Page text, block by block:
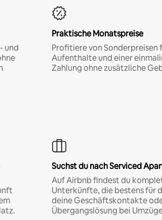
und
Praktische Monatspreise
Profitiere von Sonderpreisen
Aufenthalte und einer
Zahlung ohne zusätzliche
Suchst du nach Serviced
Auf Airbnb findest du
Unterkünfte, die bestens für
deine Geschäftskontakte
Übergangslösung bei